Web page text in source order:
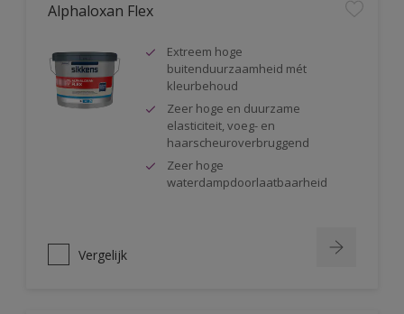
Alphaloxan Flex
Extreem hoge
buitenduurzaamheid mét
kleurbehoud
Zeer hoge en duurzame
elasticiteit, voeg- en
haarscheuroverbruggend
Zeer hoge
waterdampdoorlaatbaarheid
Vergelijk